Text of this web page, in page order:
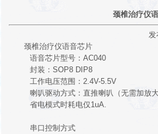
颈椎治疗仪
颈椎治疗仪语音芯片
语音芯片型号：AC040
封装：SOP8 DIP8
工作电压范围：2.4V-5.5V
喇叭驱动方式：直推喇叭（无需加放
省电模式时耗电仅1uA.
串口控制方式